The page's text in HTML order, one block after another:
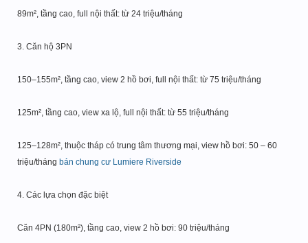
89m², tầng cao, full nội thất: từ 24 triệu/tháng
3. Căn hộ 3PN
150–155m², tầng cao, view 2 hồ bơi, full nội thất: từ 75 triệu/tháng
125m², tầng cao, view xa lộ, full nội thất: từ 55 triệu/tháng
125–128m², thuộc tháp có trung tâm thương mại, view hồ bơi: 50 – 60
triệu/tháng bán chung cư Lumiere Riverside
4. Các lựa chọn đặc biệt
Căn 4PN (180m²), tầng cao, view 2 hồ bơi: 90 triệu/tháng